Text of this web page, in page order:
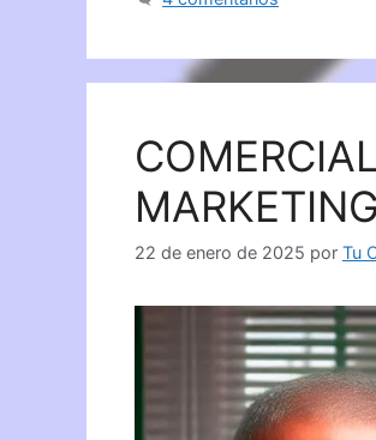
MARKETING
22 de enero de 2025 por Tu